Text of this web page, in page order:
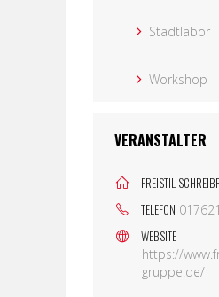
Stadtlabor
Workshop
VERANSTALTER
FREISTIL
TELEFON
WEBSITE
https://
gruppe.de/